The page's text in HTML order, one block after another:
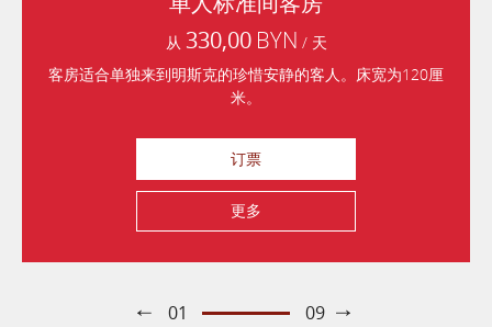
从 330,00 BYN / 天
客房适合单独来到明斯克的珍惜安静的客人。床宽为120厘
米。
订票
更多
双人标准间客房（双人床）
380,00 BYN
双人1间客房设有双人床，床宽为160厘米。
订票
更多
430,00 BYN
宽阔的双人1间客房，装饰雅致。床宽为160厘米。客房适合1
个或2两个人居住。
订票
更多
575,00 BYN
两间舒适的客房，床宽为160厘米。此型客房有舒适的客厅、
卧室和浴室。客房适合1个或2两个人居住。
订票
更多
660,00 BYN
双人两间高级豪华间客房，床宽为160厘米，设有雅致又现代
的装饰、壮丽的客厅、舒适柔软的家具、工作区和的宽敞浴
订票
更多
1065,00 BYN
三间公寓有客厅、工作室、卧室、浴室和第二卫生间。床宽
为160厘米。
订票
更多
1275,00 BYN
高级三间公寓有客厅、工作室、卧室、浴室和第二卫生间。
床宽为160厘米。
订票
更多
1730,00 BYN
总统套房符合住户的要求。客房有宽敞的大厅、配有壁炉的
客厅、工作室、用饭区、2间卧室、每间卧室设有浴室、桑拿
订票
更多
855,00 BYN
3人3房家庭房（豪華+單人）。包括一間客廳和兩間帶連通門
的臥室。
订票
更多
01 09